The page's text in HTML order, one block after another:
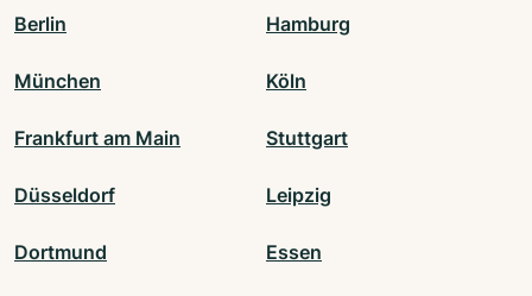
Berlin Hamburg
München Köln
Frankfurt am Main Stuttgart
Düsseldorf Leipzig
Dortmund Essen